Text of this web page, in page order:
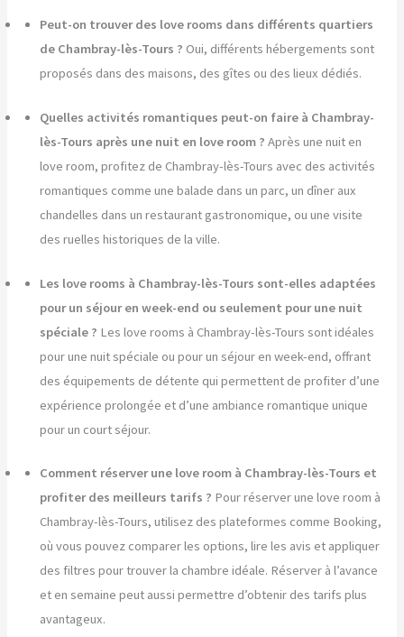
Peut-on trouver des love rooms dans différents quartiers
de Chambray-lès-Tours ? Oui, différents hébergements sont
proposés dans des maisons, des gîtes ou des lieux dédiés.
Quelles activités romantiques peut-on faire à Chambray-
lès-Tours après une nuit en love room ? Après une nuit en
love room, profitez de Chambray-lès-Tours avec des activités
romantiques comme une balade dans un parc, un dîner aux
chandelles dans un restaurant gastronomique, ou une visite
des ruelles historiques de la ville.
Les love rooms à Chambray-lès-Tours sont-elles adaptées
pour un séjour en week-end ou seulement pour une nuit
spéciale ? Les love rooms à Chambray-lès-Tours sont idéales
pour une nuit spéciale ou pour un séjour en week-end, offrant
des équipements de détente qui permettent de profiter d’une
expérience prolongée et d’une ambiance romantique unique
pour un court séjour.
Comment réserver une love room à Chambray-lès-Tours et
profiter des meilleurs tarifs ? Pour réserver une love room à
Chambray-lès-Tours, utilisez des plateformes comme Booking,
où vous pouvez comparer les options, lire les avis et appliquer
des filtres pour trouver la chambre idéale. Réserver à l’avance
et en semaine peut aussi permettre d’obtenir des tarifs plus
avantageux.